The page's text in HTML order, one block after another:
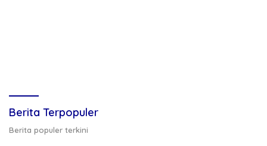
Berita Terpopuler
Berita populer terkini